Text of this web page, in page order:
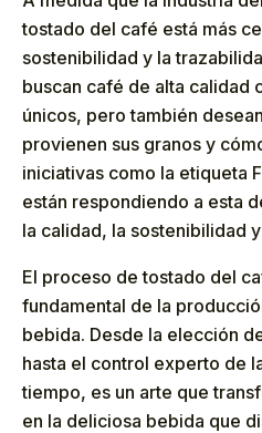
tostado del café está más
sostenibilidad y la
buscan café de alta calidad
únicos, pero también
provienen sus granos y
iniciativas como la etiqueta
están respondiendo a esta
la calidad, la sostenibilidad
El proceso de tostado del
fundamental de la
bebida. Desde la elección
hasta el control experto de
tiempo, es un arte que
en la deliciosa bebida que